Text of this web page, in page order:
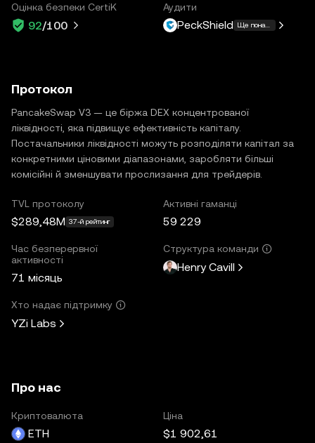
Оцінка безпеки CertiK
92/100
Аудити
PeckShield Ще понад 3
Протокол
PancakeSwap V3 — це біржа DEX концентрованої
ліквідності, яка підвищує ефективність капіталу.
Постачальники ліквідності можуть розподіляти капітал за
конкретними ціновими діапазонами, заробляти більші
комісійні й зменшувати прослизання для трейдерів.
TVL протоколу
$289,48M 37-й рейтинг
Активні гаманці
59 229
Час безперервної
активності
71 місяць
Структура команди
Henry Cavill
Хто надає підтримку
YZi Labs
Про нас
Криптовалюта
ETH
Ціна
$1 902,61